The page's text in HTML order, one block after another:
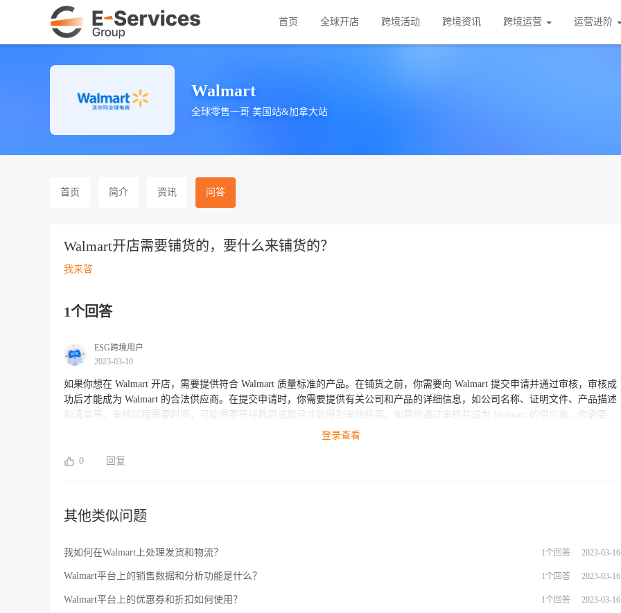
首页 全球开店 跨境活动 跨境资讯 跨境运营 运营进阶
Walmart
全球零售一哥 美国站&加拿大站
首页 简介 资讯 问答
Walmart开店需要铺货的，要什么来铺货的？
我来答
1个回答
ESG跨境用户
2023-03-10
如果你想在 Walmart 开店，需要提供符合 Walmart 质量标准的产品。在铺货之前，你需要向 Walmart 提交申请并通过审核，审核成
功后才能成为 Walmart 的合法供应商。在提交申请时，你需要提供有关公司和产品的详细信息，如公司名称、证明文件、产品描述
和清单等。审核过程需要时间，可能需要等待数周或数月才能得到审核结果。如果你通过审核并成为 Walmart 的供应商，你需要遵
守 Walmart 的要求和政策，包括价格、补货周期、装运和运输、品质和工厂审核等方面。
登录查看
0 回复
其他类似问题
我如何在Walmart上处理发货和物流？ 1个回答 2023-03-16
Walmart平台上的销售数据和分析功能是什么？ 1个回答 2023-03-16
Walmart平台上的优惠券和折扣如何使用？ 1个回答 2023-03-16